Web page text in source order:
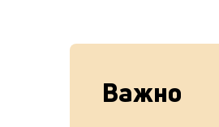
Важно